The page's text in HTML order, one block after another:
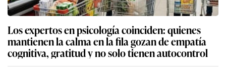
Los expertos en psicología coinciden: quienes
mantienen la calma en la fila gozan de empatía
cognitiva, gratitud y no solo tienen autocontrol